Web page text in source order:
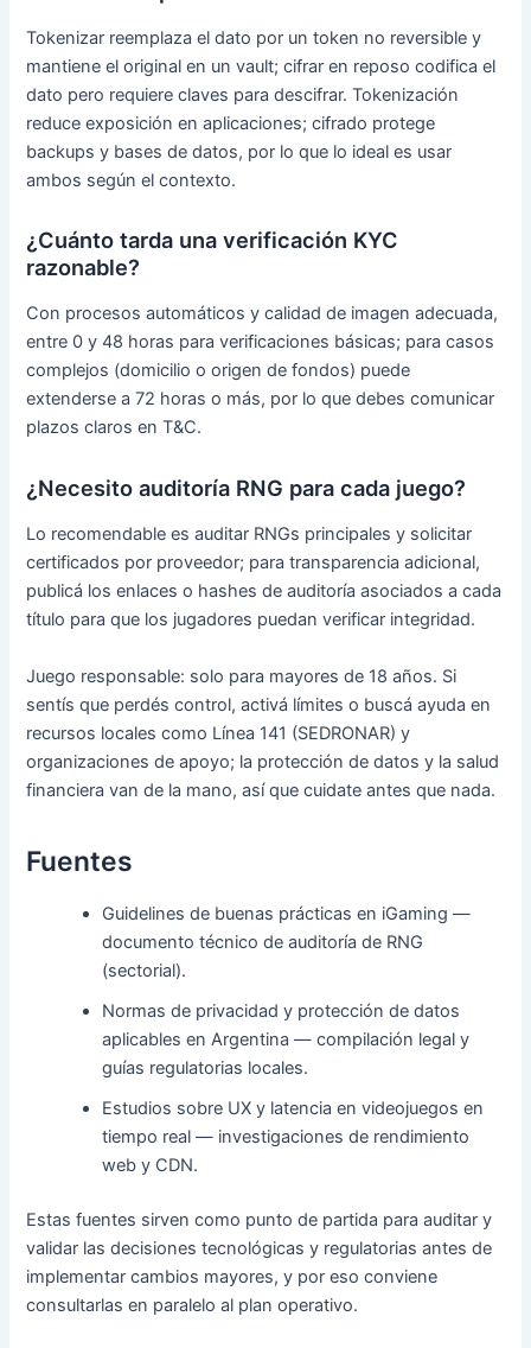
Tokenizar reemplaza el dato por un token no reversible y
mantiene el original en un vault; cifrar en reposo codifica el
dato pero requiere claves para descifrar. Tokenización
reduce exposición en aplicaciones; cifrado protege
backups y bases de datos, por lo que lo ideal es usar
ambos según el contexto.
¿Cuánto tarda una verificación KYC
razonable?
Con procesos automáticos y calidad de imagen adecuada,
entre 0 y 48 horas para verificaciones básicas; para casos
complejos (domicilio o origen de fondos) puede
extenderse a 72 horas o más, por lo que debes comunicar
plazos claros en T&C.
¿Necesito auditoría RNG para cada juego?
Lo recomendable es auditar RNGs principales y solicitar
certificados por proveedor; para transparencia adicional,
publicá los enlaces o hashes de auditoría asociados a cada
título para que los jugadores puedan verificar integridad.
Juego responsable: solo para mayores de 18 años. Si
sentís que perdés control, activá límites o buscá ayuda en
recursos locales como Línea 141 (SEDRONAR) y
organizaciones de apoyo; la protección de datos y la salud
financiera van de la mano, así que cuidate antes que nada.
Fuentes
Guidelines de buenas prácticas en iGaming —
documento técnico de auditoría de RNG
(sectorial).
Normas de privacidad y protección de datos
aplicables en Argentina — compilación legal y
guías regulatorias locales.
Estudios sobre UX y latencia en videojuegos en
tiempo real — investigaciones de rendimiento
web y CDN.
Estas fuentes sirven como punto de partida para auditar y
validar las decisiones tecnológicas y regulatorias antes de
implementar cambios mayores, y por eso conviene
consultarlas en paralelo al plan operativo.